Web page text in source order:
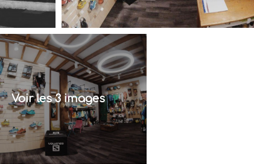
Voir les 3 images